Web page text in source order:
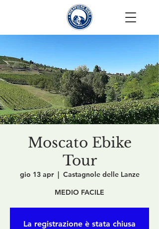
Moscato Ebike
Tour
gio 13 apr
  |
Castagnole delle Lanze
MEDIO FACILE
La registrazione è stata chiusa